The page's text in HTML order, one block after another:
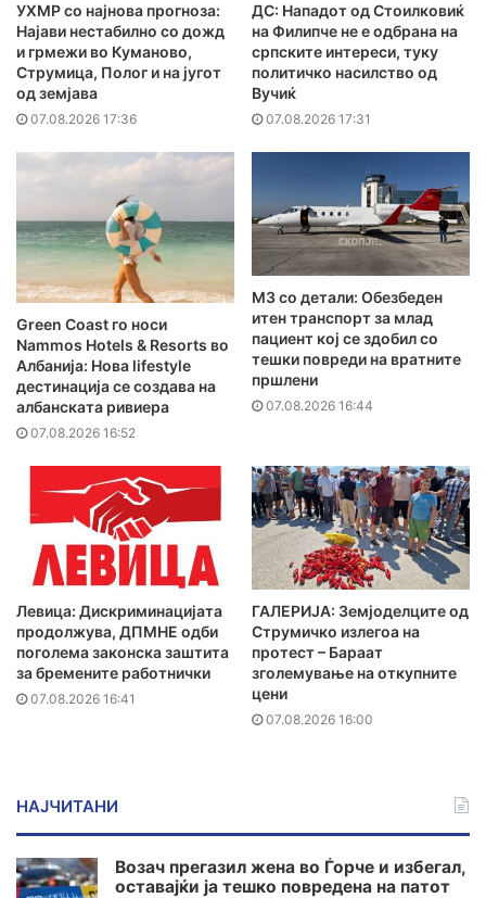
УХМР со најнова прогноза:
Најави нестабилно со дожд
и грмежи во Куманово,
Струмица, Полог и на југот
од земјава
07.08.2026 17:36
ДС: Нападот од Стоилковиќ
на Филипче не е одбрана на
српските интереси, туку
политичко насилство од
Вучиќ
07.08.2026 17:31
Green Coast го носи
Nammos Hotels & Resorts во
Албанија: Нова lifestyle
дестинација се создава на
албанската ривиера
07.08.2026 16:52
MЗ со детали: Обезбеден
итен транспорт за млад
пациент кој се здобил со
тешки повреди на вратните
пршлени
07.08.2026 16:44
Левица: Дискриминацијата
продолжува, ДПМНЕ одби
поголема законска заштита
за бремените работнички
07.08.2026 16:41
ГАЛЕРИЈА: Земјоделците од
Струмичко излегоа на
протест – Бараат
зголемување на откупните
цени
07.08.2026 16:00
НАЈЧИТАНИ
Возач прегазил жена во Ѓорче и избегал,
оставајќи ја тешко повредена на патот